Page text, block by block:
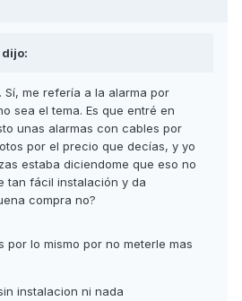
Sí, me refería a la alarma por
sea el tema. Es que entré en
unas alarmas con cables por
por el precio que decías, y yo
estaba diciendome que eso no
tan fácil instalación y da
compra no?
por lo mismo por no meterle mas
instalacion ni nada